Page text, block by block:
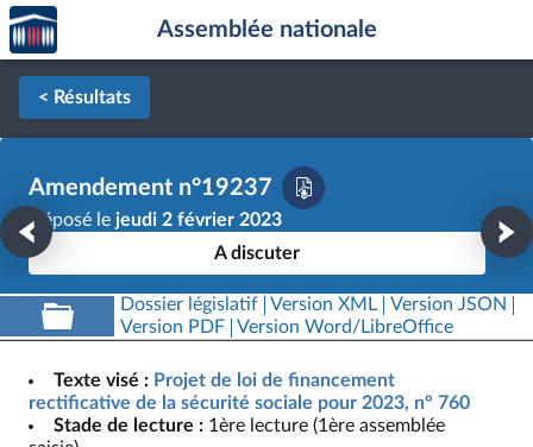
Aller au contenu
Aller en bas de la page
Accèder
à la
page
d'accueil
Assemblée nationale
< Résultats
Amendement n°19237
Déposé le jeudi 2 février 2023
A discuter
Dossier législatif Version XML
Version JSON
Version PDF
Version Word/LibreOffice
Texte visé : Projet de loi de financement
rectificative de la sécurité sociale pour 2023, n° 760
Stade de lecture : 1ère lecture (1ère assemblée